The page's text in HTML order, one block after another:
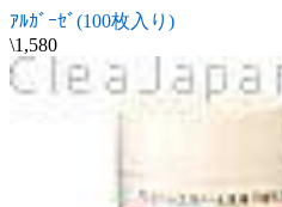
ｱﾙｶﾞｰｾﾞ(100枚入り)
\1,580